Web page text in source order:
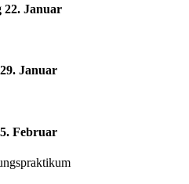
22. Januar
Januar
Februar